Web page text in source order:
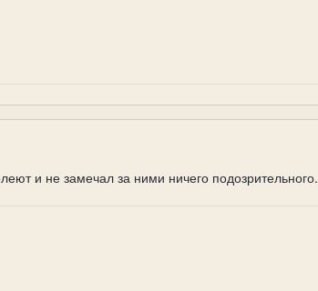
и не замечал за ними ничего подозрительного.